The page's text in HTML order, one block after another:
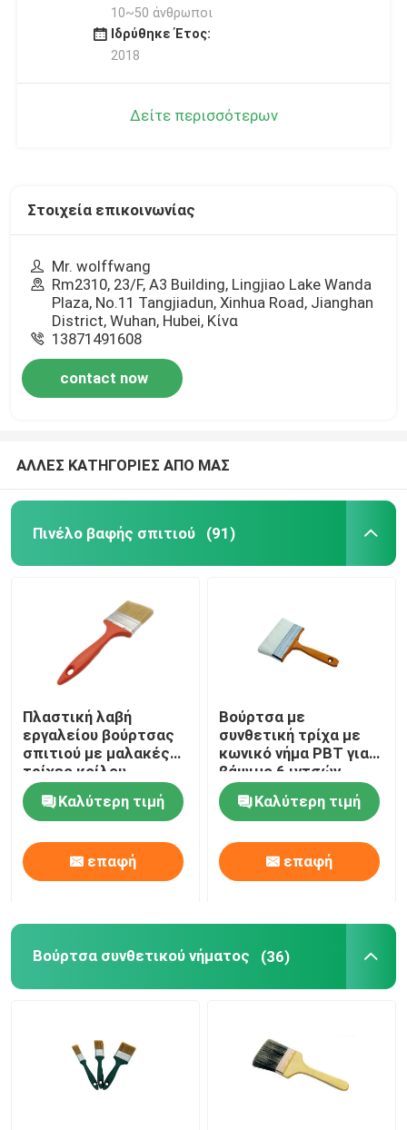
10~50 άνθρωποι
Ιδρύθηκε Έτος:
2018
Δείτε περισσότερων
Στοιχεία επικοινωνίας
Mr. wolffwang
Rm2310, 23/F, A3 Building, Lingjiao Lake Wanda
Plaza, No.11 Tangjiadun, Xinhua Road, Jianghan
District, Wuhan, Hubei, Κίνα
13871491608
contact now
ΑΛΛΕΣ ΚΑΤΗΓΟΡΙΕΣ ΑΠΟ ΜΑΣ
Πινέλο βαφής σπιτιού (91)
Πλαστική λαβή
εργαλείου βούρτσας
σπιτιού με μαλακές
τρίχες κοίλου
νήματος
Καλύτερη τιμή
επαφή
Βούρτσα με
συνθετική τρίχα με
κωνικό νήμα PBT για
βάψιμο 6 ιντσών
Καλύτερη τιμή
επαφή
Βούρτσα συνθετικού νήματος (36)